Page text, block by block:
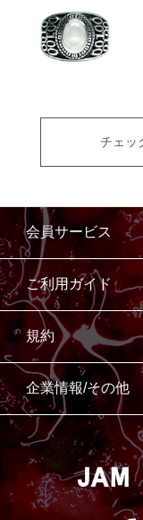
チェッ
会員サービス
ご利用ガイド
規約
企業情報/その他